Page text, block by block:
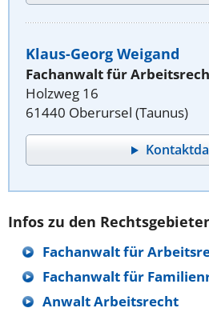
Klaus-Georg Weigand
Fachanwalt für
Holzweg 16
61440 Oberursel (Taunus)
Infos zu den
Fachanwalt für
Fachanwalt für
Anwalt Arbeitsrecht